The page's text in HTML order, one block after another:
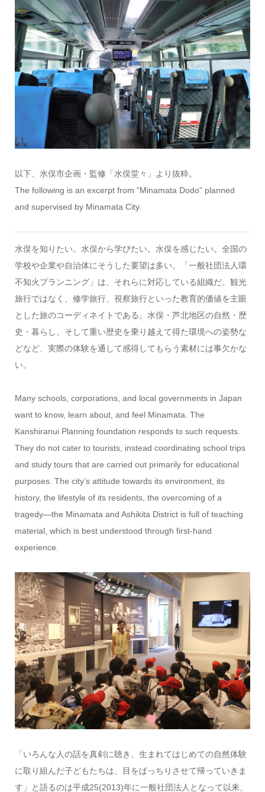
以下、水俣市企画・監修「水俣堂々」より抜粋。
The following is an excerpt from “Minamata Dodo” planned
and supervised by Minamata City.
水俣を知りたい。水俣から学びたい。水俣を感じたい。全国の
学校や企業や自治体にそうした要望は多い。「一般社団法人環
不知火プランニング」は、それらに対応している組織だ。観光
旅行ではなく、修学旅行、視察旅行といった教育的価値を主眼
とした旅のコーディネイトである。水俣・芦北地区の自然・歴
史・暮らし、そして重い歴史を乗り越えて得た環境への姿勢な
どなど、実際の体験を通して感得してもらう素材には事欠かな
い。
Many schools, corporations, and local governments in Japan
want to know, learn about, and feel Minamata. The
Kanshiranui Planning foundation responds to such requests.
They do not cater to tourists, instead coordinating school trips
and study tours that are carried out primarily for educational
purposes. The city’s attitude towards its environment, its
history, the lifestyle of its residents, the overcoming of a
tragedy—the Minamata and Ashikita District is full of teaching
material, which is best understood through first-hand
experience.
「いろんな人の話を真剣に聴き、生まれてはじめての自然体験
に取り組んだ子どもたちは、目をぱっちりさせて帰っていきま
す」と語るのは平成25(2013)年に一般社団法人となって以来、